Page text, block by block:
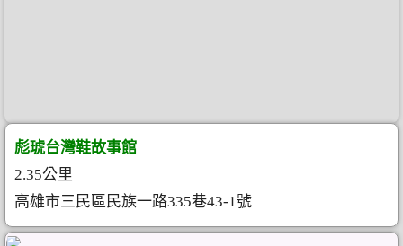
彪琥台灣鞋故事館
2.35公里
高雄市三民區民族一路335巷43-1號